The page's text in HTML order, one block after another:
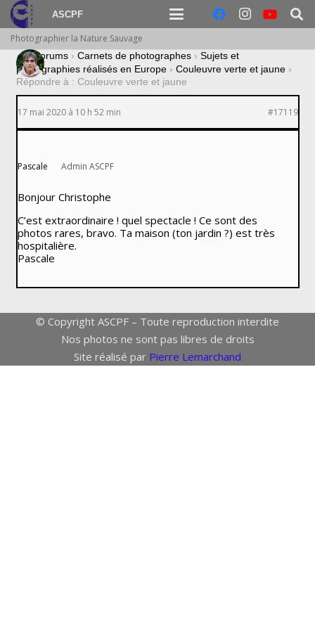
ASCPF
Photographier la Nature Sauvage
› Forums › Carnets de photographes › Sujets et
photographies réalisés en Europe › Couleuvre verte et jaune ›
Répondre à : Couleuvre verte et jaune
17 mai 2020 à 10 h 52 min #17119
Pascale Admin ASCPF
Bonjour Christophe
C’est extraordinaire ! quel spectacle ! Ce sont des
photos rares, bravo. Ta maison (ton jardin ?) est très
hospitalière.
Pascale
© Copyright ASCPF – Toute reproduction interdite
Nos photos ne sont pas libres de droits
Site réalisé par Pierre Lemarchand